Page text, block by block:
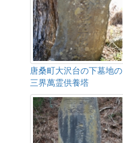
唐桑町大沢台の下墓地の
三界萬霊供養塔